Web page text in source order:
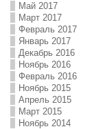
Май 2017
Март 2017
Февраль 2017
Январь 2017
Декабрь 2016
Ноябрь 2016
Февраль 2016
Ноябрь 2015
Апрель 2015
Март 2015
Ноябрь 2014